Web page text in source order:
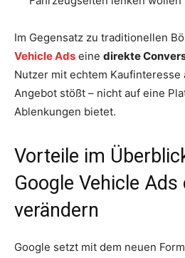
Im Gegensatz zu traditionellen
Vehicle Ads eine direkte
Nutzer mit echtem Kaufinteresse
Angebot stößt – nicht auf eine
Ablenkungen bietet.
Vorteile im
Google Vehicle
verändern
Google setzt mit dem neuen